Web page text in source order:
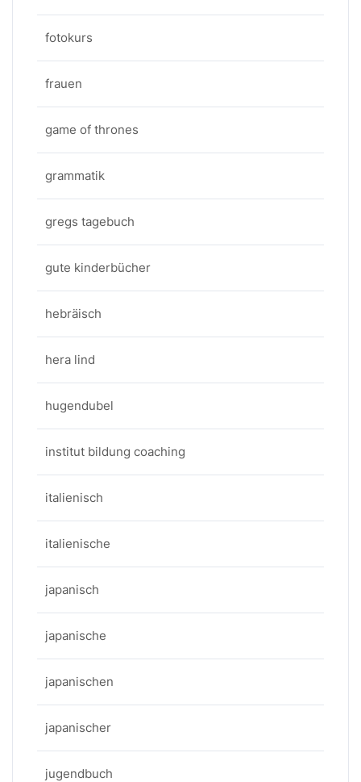
fotokurs
frauen
game of thrones
grammatik
gregs tagebuch
gute kinderbücher
hebräisch
hera lind
hugendubel
institut bildung coaching
italienisch
italienische
japanisch
japanische
japanischen
japanischer
jugendbuch